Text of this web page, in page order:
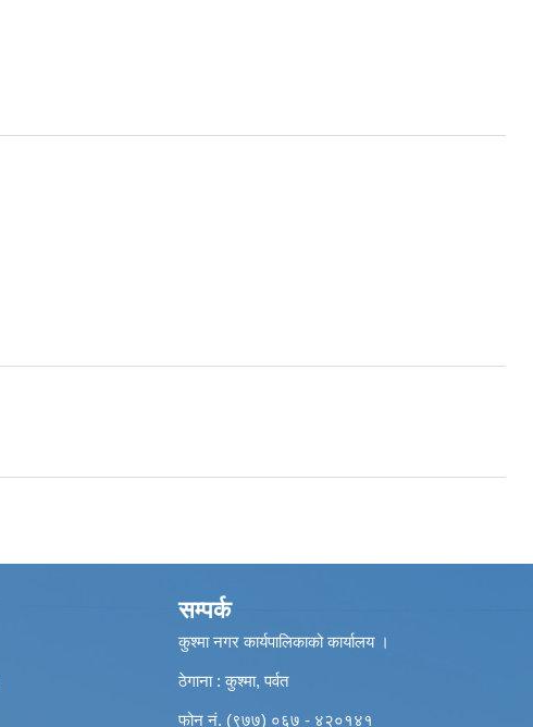
सम्पर्क
कुश्मा नगर कार्यपालिकाको कार्यालय ।
ठेगाना : कुश्मा, पर्वत
फोन नं. (९७७) ०६७ - ४२०१४१